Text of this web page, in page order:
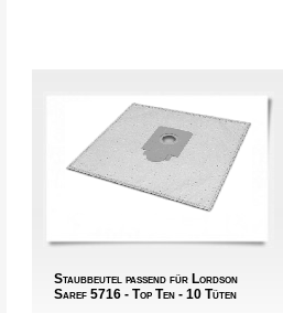
Staubbeutel passend für Lordson
Saref 5716 - Top Ten - 10 Tüten